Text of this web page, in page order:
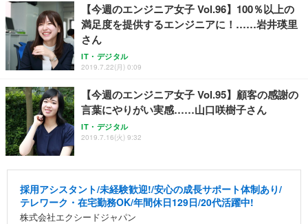
【今週のエンジニア女子 Vol.96】100％以上の
満足度を提供するエンジニアに！……岩井瑛里
さん
IT・デジタル
2019.7.22(月) 0:09
【今週のエンジニア女子 Vol.95】顧客の感謝の
言葉にやりがい実感……山口咲樹子さん
IT・デジタル
2019.7.16(火) 9:32
採用アシスタント/未経験歓迎!/安心の成長サポート体制あり/
テレワーク・在宅勤務OK/年間休日129日/20代活躍中!
株式会社エクシードジャパン